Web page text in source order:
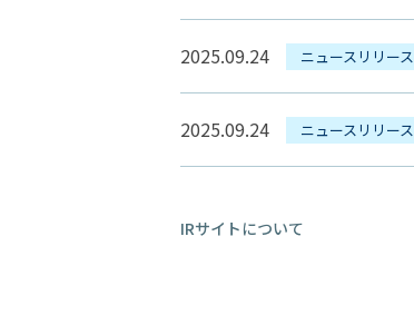
2025.09.24 ニュースリリース
2025.09.24 ニュースリリース
IRサイトについて